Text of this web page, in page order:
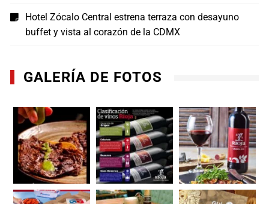
Hotel Zócalo Central estrena terraza con desayuno
buffet y vista al corazón de la CDMX
GALERÍA DE FOTOS